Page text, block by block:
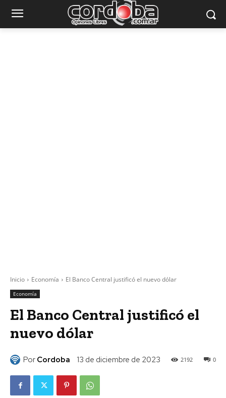
Inicio Economía El Banco Central justificó el nuevo dólar
Economía
El Banco Central justificó el
nuevo dólar
Por Cordoba 13 de diciembre de 2023 0
2192